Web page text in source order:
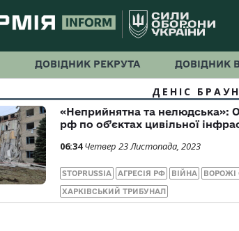
ДОВІДНИК РЕКРУТА ДОВІДНИК
ДЕНІС БРАУН
«Неприйнятна та нелюдська»:
рф по об’єктах цивільної
06:34 Четвер 23 Листопада, 2023
STOPRUSSIA АГРЕСІЯ РФ ВІЙНА ВОРОЖІ
ХАРКІВСЬКИЙ ТРИБУНАЛ